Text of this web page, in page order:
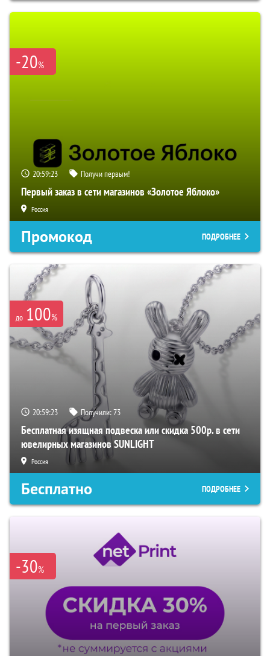
-20%
20:59:22 Получи первым!
Первый заказ в сети магазинов «Золотое Яблоко»
Россия
Промокод ПОДРОБНЕЕ
до 100%
20:59:22 Получили:73
Бесплатная изящная подвеска или скидка 500р. в сети
ювелирных магазинов SUNLIGHT
Россия
Бесплатно ПОДРОБНЕЕ
-30%